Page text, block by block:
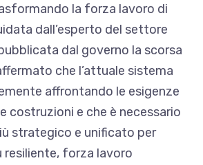
la forza lavoro di
dall’esperto del settore
dal governo la scorsa
che l’attuale sistema
affrontando le esigenze
costruzioni e che è necessario
strategico e unificato per
resiliente, forza lavoro